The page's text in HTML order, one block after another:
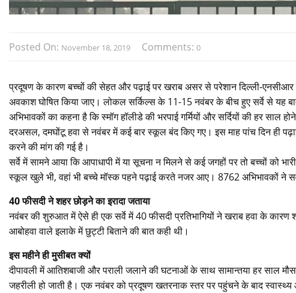
Posted On: November 18, 2019 Comments: 0
प्रदूषण के कारण बच्चों की सेहत और पढ़ाई पर खराब असर से परेशान दिल्ली-एनसीआर
अवकाश घोषित किया जाए। लोकल सर्किल्स के 11-15 नवंबर के बीच हुए सर्वे से यह
अभिभावकों का कहना है कि स्मॉग हॉलीडे की भरपाई गर्मियों और सर्दियों की हर साल
दरअसल, दमघोंटू हवा से नवंबर में कई बार स्कूल बंद किए गए। इस माह पांच दिन ही
करने की मांग की गई है।
सर्वे में सामने आया कि आपाधापी में या सूचना न मिलने से कई जगहों पर तो बच्चों को
स्कूल खुले भी, वहां भी बच्चे मॉस्क पहने पढ़ाई करते नजर आए। 8762 अभिभावकों ने
40 फीसदी ने शहर छोड़ने का इरादा जताया
नवंबर की शुरुआत में ऐसे ही एक सर्वे में 40 फीसदी प्रतिभागियों ने खराब हवा के कारण
आबोहवा वाले इलाके में छुट्टी बिताने की बात कही थी।
इस महीने ही मुसीबत क्यों
दीपावली में आतिशबाजी और पराली जलाने की घटनाओं के साथ सामान्तया हर साल
जहरीली हो जाती है। एक नवंबर को प्रदूषण खतरनाक स्तर पर पहुंचने के बाद स्वास्थ्य